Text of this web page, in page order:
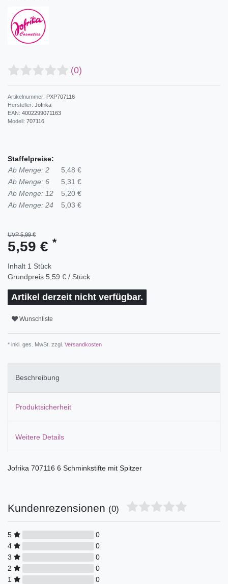
(0)
Artikelnummer: PXP707116
Hersteller: Jofrika
EAN: 4002299071163
Modell: 707116
Staffelpreise:
Ab Menge: 2
5,48 €
Ab Menge: 6
5,31 €
Ab Menge: 12
5,20 €
Ab Menge: 24
5,03 €
UVP 5,99 €
5,59 € *
Inhalt 1 Stück
Grundpreis 5,59 € / Stück
Artikel derzeit nicht verfügbar.
Wunschliste
* inkl. ges. MwSt. zzgl. Versandkosten
Beschreibung
Produktsicherheit
Weitere Details
Jofrika 707116 6 Schminkstifte mit Spitzer
Kundenrezensionen (0)
5
0
4
0
3
0
2
0
1
0